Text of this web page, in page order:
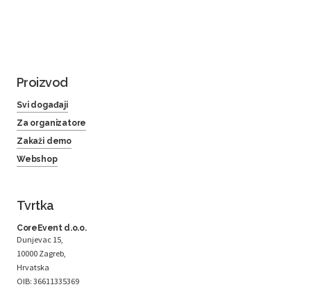
Proizvod
Svi događaji
Za organizatore
Zakaži demo
Webshop
Tvrtka
CoreEvent d.o.o.
Dunjevac 15,
10000 Zagreb,
Hrvatska
OIB: 36611335369